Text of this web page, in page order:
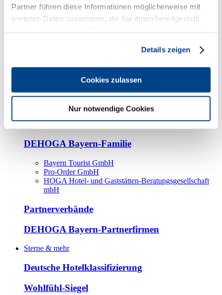
Partner führen diese Informationen möglicherweise mit
weiteren Daten zusammen, die Sie ihnen bereitgestellt
Details zeigen
Cookies zulassen
Nur notwendige Cookies
Kooperationspartner
Tourismusorganisationen
Bayern Tourismus Marketing GmbH
DEHOGA-Familie
Bundesverband
Fachverbände
DEHOGA Bayern-Familie
Bayern Tourist GmbH
Pro-Order GmbH
HOGA Hotel- und Gaststätten-Beratungsgesellschaft
mbH
Partnerverbände
DEHOGA Bayern-Partnerfirmen
Sterne & mehr
Deutsche Hotelklassifizierung
Wohlfühl-Siegel